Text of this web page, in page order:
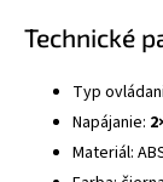
Technické
Typ
Napájanie:
Materiál: